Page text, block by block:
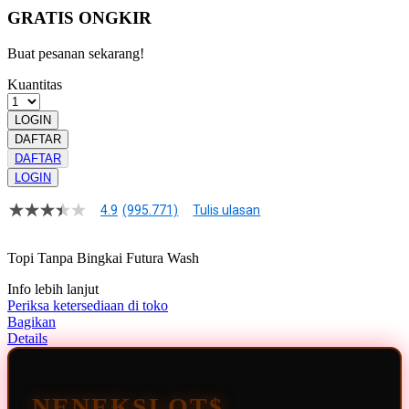
GRATIS ONGKIR
Buat pesanan sekarang!
Kuantitas
LOGIN
DAFTAR
DAFTAR
LOGIN
4.9
bintang,
rating
rata-
rata.
Read
13
4.9 (995.771) Tulis ulasan
Topi Tanpa Bingkai Futura Wash
Info lebih lanjut
Periksa ketersediaan di toko
Bagikan
Details